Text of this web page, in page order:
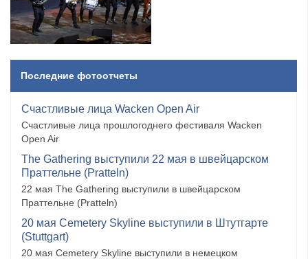
Последние фотоотчеты
Счастливые лица Wacken Open Air
Счастливые лица прошлогоднего фестиваля Wacken
Open Air
The Gathering выступили 22 мая в швейцарском
Праттельне (Pratteln)
22 мая The Gathering выступили в швейцарском
Праттельне (Pratteln)
20 мая Cemetery Skyline выступили в Штутгарте
(Stuttgart)
20 мая Cemetery Skyline выступили в немецком